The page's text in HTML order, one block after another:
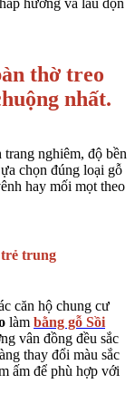
hương và lau dọn
thờ treo
nhất.
nghiêm, độ bền
chọn đúng loại gỗ
hay mối mọt theo
trẻ trung
căn hộ chung cư
làm bằng gỗ Sồi
vân đồng đều sắc
thay đổi màu sắc
ấm để phù hợp với